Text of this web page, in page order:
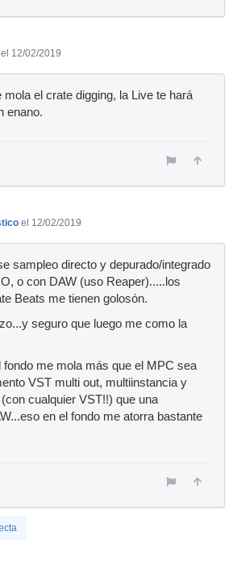
el 12/02/2019
mola el crate digging, la Live te hará
enano.
el 12/02/2019
sampleo directo y depurado/integrado
o con DAW (uso Reaper).....los
Beats me tienen golosón.
seguro que luego me como la
fondo me mola más que el MPC sea
VST multi out, multiinstancia y
cualquier VST!!) que una
en el fondo me atorra bastante